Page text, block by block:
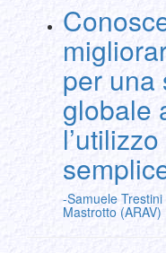
per una
globale
-Samuele
Mastrotto (ARAV)